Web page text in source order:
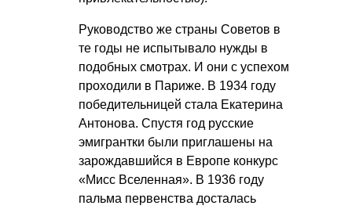
Руководство же страны Советов в
те годы не испытывало нужды в
подобных смотрах. И они с успехом
проходили в Париже. В 1934 году
победительницей стала Екатерина
Антонова. Спустя год русские
эмигрантки были приглашены на
зарождавшийся в Европе конкурс
«Мисс Вселенная». В 1936 году
пальма первенства досталась